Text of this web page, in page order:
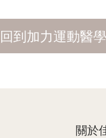
回到加力運動醫
關於